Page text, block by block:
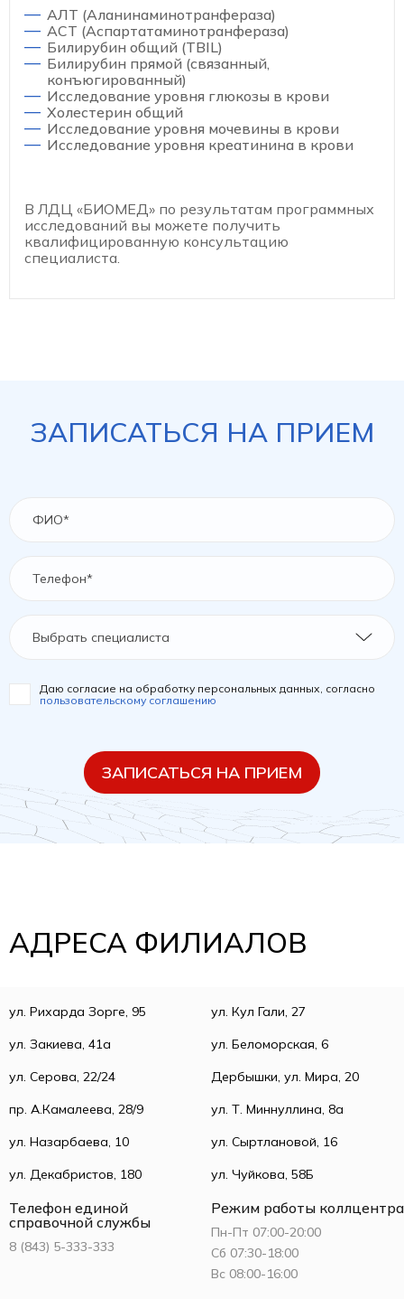
АЛТ (Аланинаминотранфераза)
АСТ (Аспартатаминотранфераза)
Билирубин общий (TBIL)
Билирубин прямой (связанный,
конъюгированный)
Исследование уровня глюкозы в крови
Холестерин общий
Исследование уровня мочевины в крови
Исследование уровня креатинина в крови
В ЛДЦ «БИОМЕД» по результатам программных
исследований вы можете получить
квалифицированную консультацию
специалиста.
ЗАПИСАТЬСЯ НА ПРИЕМ
Выбрать специалиста
Даю согласие на обработку персональных данных, согласно
пользовательскому соглашению
ЗАПИСАТЬСЯ НА ПРИЕМ
АДРЕСА ФИЛИАЛОВ
ул. Рихарда Зорге, 95
ул. Кул Гали, 27
ул. Закиева, 41а
ул. Беломорская, 6
ул. Серова, 22/24
Дербышки, ул. Мира, 20
пр. А.Камалеева, 28/9
ул. Т. Миннуллина, 8а
ул. Назарбаева, 10
ул. Сыртлановой, 16
ул. Декабристов, 180
ул. Чуйкова, 58Б
Телефон единой
справочной службы
8 (843) 5-333-333
Режим работы коллцентра
Пн-Пт 07:00-20:00
Сб 07:30-18:00
Вс 08:00-16:00